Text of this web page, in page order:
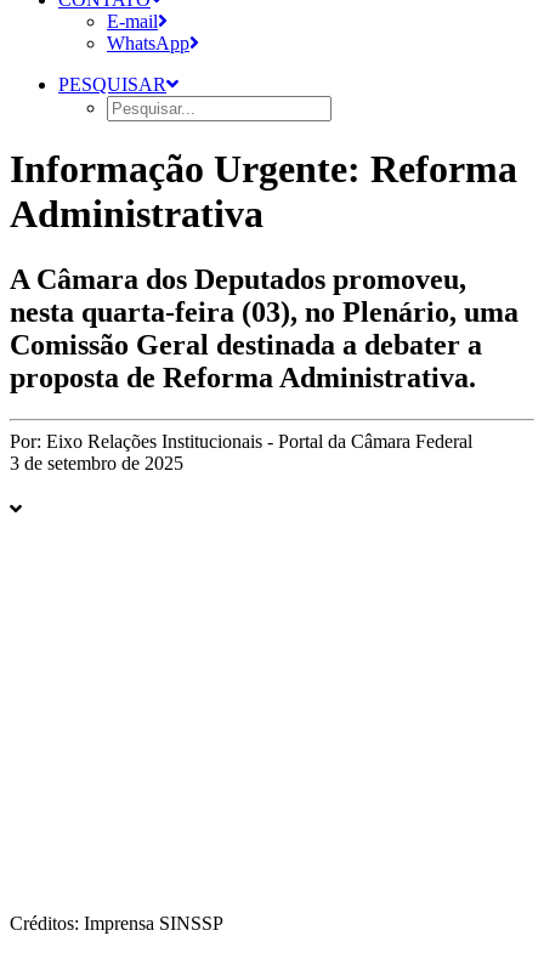
E-mail
WhatsApp
PESQUISAR
Informação Urgente: Reforma
Administrativa
A Câmara dos Deputados promoveu,
nesta quarta-feira (03), no Plenário, uma
Comissão Geral destinada a debater a
proposta de Reforma Administrativa.
Por: Eixo Relações Institucionais - Portal da Câmara Federal
3 de setembro de 2025
Créditos: Imprensa SINSSP